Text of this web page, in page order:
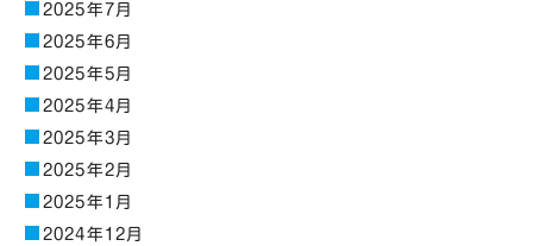
2025年7月
2025年6月
2025年5月
2025年4月
2025年3月
2025年2月
2025年1月
2024年12月